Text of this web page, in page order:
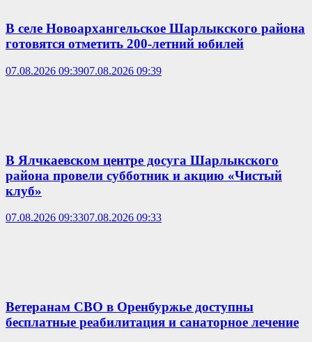
В селе Новоархангельское Шарлыкского района
готовятся отметить 200-летний юбилей
07.08.2026 09:3907.08.2026 09:39
В Ялчкаевском центре досуга Шарлыкского
района провели субботник и акцию «Чистый
клуб»
07.08.2026 09:3307.08.2026 09:33
Ветеранам СВО в Оренбуржье доступны
бесплатные реабилитация и санаторное лечение